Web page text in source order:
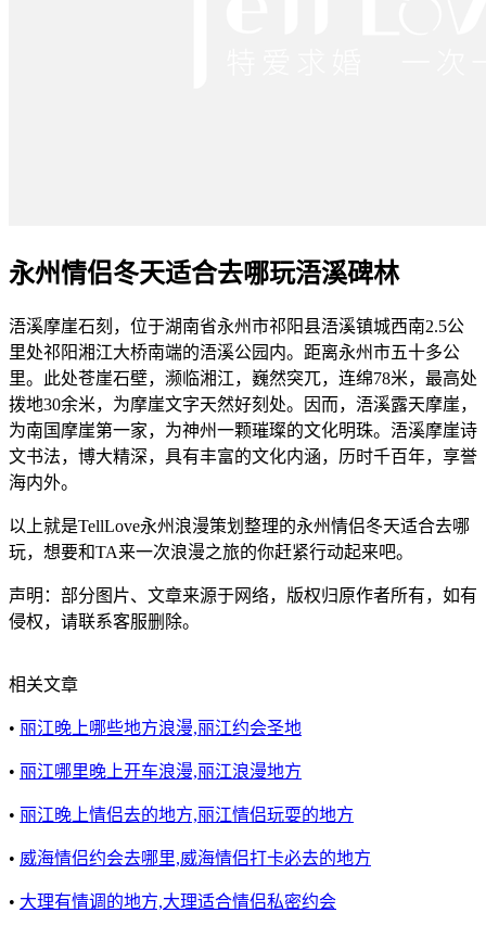
永州情侣冬天适合去哪玩浯溪碑林
浯溪摩崖石刻，位于湖南省永州市祁阳县浯溪镇城西南2.5公
里处祁阳湘江大桥南端的浯溪公园内。距离永州市五十多公
里。此处苍崖石壁，濒临湘江，巍然突兀，连绵78米，最高处
拨地30余米，为摩崖文字天然好刻处。因而，浯溪露天摩崖，
为南国摩崖第一家，为神州一颗璀璨的文化明珠。浯溪摩崖诗
文书法，博大精深，具有丰富的文化内涵，历时千百年，享誉
海内外。
以上就是TellLove永州浪漫策划整理的永州情侣冬天适合去哪
玩，想要和TA来一次浪漫之旅的你赶紧行动起来吧。
声明：部分图片、文章来源于网络，版权归原作者所有，如有
侵权，请联系客服删除。
相关文章
• 丽江晚上哪些地方浪漫,丽江约会圣地
• 丽江哪里晚上开车浪漫,丽江浪漫地方
• 丽江晚上情侣去的地方,丽江情侣玩耍的地方
• 威海情侣约会去哪里,威海情侣打卡必去的地方
• 大理有情调的地方,大理适合情侣私密约会